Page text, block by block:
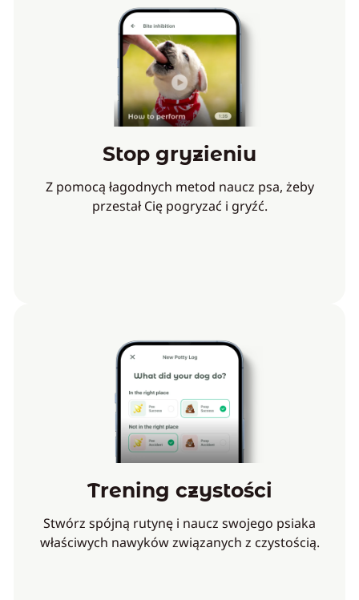
Stop gryzieniu
Z pomocą łagodnych metod naucz psa, żeby
przestał Cię pogryzać i gryźć.
Trening czystości
Stwórz spójną rutynę i naucz swojego psiaka
właściwych nawyków związanych z czystością.